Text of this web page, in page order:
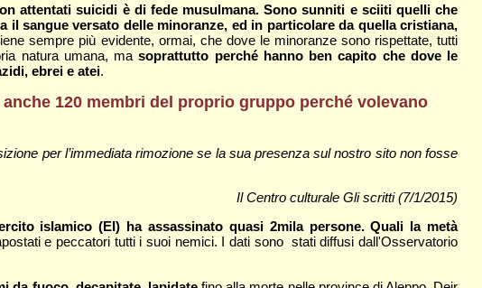
attentati suicidi è di fede musulmana. Sono sunniti e sciiti quelli che
il sangue versato delle minoranze, ed in particolare da quella cristiana,
sempre più evidente, ormai, che dove le minoranze sono rispettate, tutti
natura umana, masoprattutto perché hanno ben capito che dove le
ebrei e atei.
120 membri del proprio gruppo perché volevano
per l’immediata rimozione se la sua presenza sul nostro sito non fosse
Il Centro culturale Gli scritti (7/1/2015)
islamico (EI) ha assassinato quasi 2mila persone. Quali la metà
e peccatori tutti i suoi nemici. I dati sono stati diffusi dall'Osservatorio